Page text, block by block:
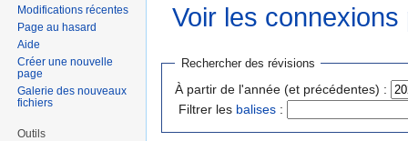
Voir les
Rechercher des révisions
À partir de l'année (et précédentes) :
Filtrer les balises :
Modifications récentes
Page au hasard
Aide
Créer une nouvelle
page
Galerie des nouveaux
fichiers
Outils